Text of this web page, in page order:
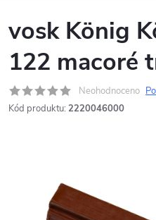
vosk König
122 macoré
Neohodnoceno
Kód produktu: 2220046000